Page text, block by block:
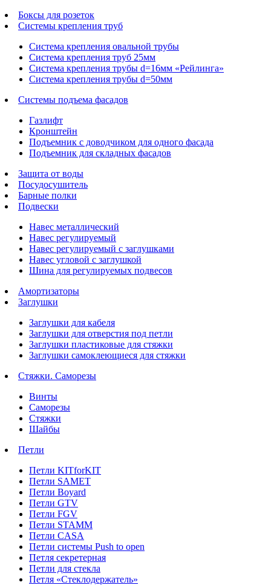
Боксы для розеток
Системы крепления труб
Система крепления овальной трубы
Система крепления труб 25мм
Система крепления трубы d=16мм «Рейлинга»
Система крепления трубы d=50мм
Системы подъема фасадов
Газлифт
Кронштейн
Подъемник с доводчиком для одного фасада
Подъемник для складных фасадов
Защита от воды
Посудосушитель
Барные полки
Подвески
Навес металлический
Навес регулируемый
Навес регулируемый с заглушками
Навес угловой с заглушкой
Шина для регулируемых подвесов
Амортизаторы
Заглушки
Заглушки для кабеля
Заглушки для отверстия под петли
Заглушки пластиковые для стяжки
Заглушки самоклеющиеся для стяжки
Стяжки. Саморезы
Винты
Саморезы
Стяжки
Шайбы
Петли
Петли KITforKIT
Петли SAMET
Петли Boyard
Петли GTV
Петли FGV
Петли STAMM
Петли CASA
Петли системы Push to open
Петля секретерная
Петли для стекла
Петля «Стеклодержатель»